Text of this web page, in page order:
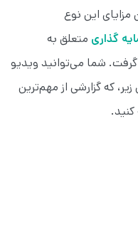
این نوع
گذاری متعلق به
گرفت. شما می‌توانید ویدیو
که گزارشی از مهم‌ترین